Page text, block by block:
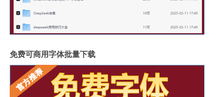
免费可商用字体批量下载